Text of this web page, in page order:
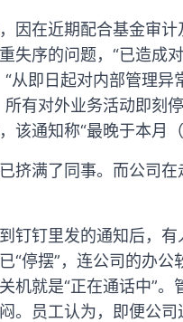
因在近期配合基金审
失序的问题，“已造成
从即日起对内部管理
有对外业务活动即刻
该通知称“最晚于本月
挤满了同事。而公司
钉钉里发的通知后，
“停摆”，连公司的办
机就是“正在通话中”
。员工认为，即便公